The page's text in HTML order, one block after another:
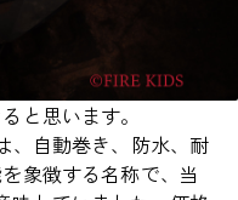
と思います。
、自動巻き、防水、耐
象徴する名称で、当